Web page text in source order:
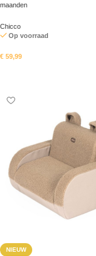
maanden
Chicco
Op voorraad
€ 59,99
NIEUW